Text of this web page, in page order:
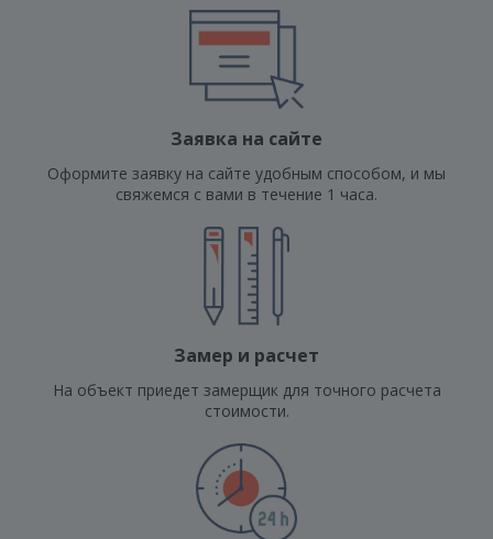
Заявка на сайте
Оформите заявку на сайте удобным способом, и мы
свяжемся с вами в течение 1 часа.
Замер и расчет
На объект приедет замерщик для точного расчета
стоимости.